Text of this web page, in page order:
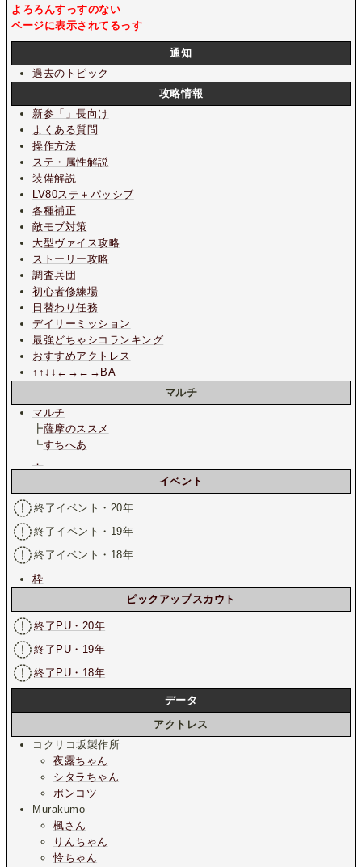
よろろんすっすのない
ページに表示されてるっす
通知
過去のトピック
攻略情報
新参「」長向け
よくある質問
操作方法
ステ・属性解説
装備解説
LV80ステ＋パッシブ
各種補正
敵モブ対策
大型ヴァイス攻略
ストーリー攻略
調査兵団
初心者修練場
日替わり任務
デイリーミッション
最強どちゃシコランキング
おすすめアクトレス
↑↑↓↓←→←→BA
マルチ
マルチ
┣薩摩のススメ
┗すちへあ
．
イベント
終了イベント・20年
終了イベント・19年
終了イベント・18年
枠
ピックアップスカウト
終了PU・20年
終了PU・19年
終了PU・18年
データ
アクトレス
コクリコ坂製作所
夜露ちゃん
シタラちゃん
ポンコツ
Murakumo
楓さん
りんちゃん
怜ちゃん